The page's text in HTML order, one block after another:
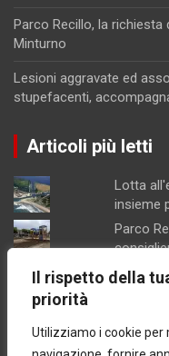
Il rispetto della
priorità
Utilizziamo i cookie per
Parco Recillo, la richiesta
Minturno
Lesioni aggravate ed
stupefacenti,
Articoli più letti
Lotta
insieme
Parco
Lesioni